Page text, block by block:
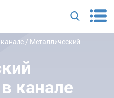
/ Металлический
канале